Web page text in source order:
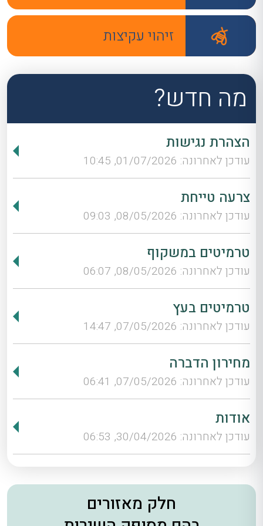
זיהוי עקיצות
מה חדש?
הצהרת נגישות
עודכן לאחרונה: 01/07/2026, 10:45
צרעה טייחת
עודכן לאחרונה: 08/05/2026, 09:03
טרמיטים במשקוף
עודכן לאחרונה: 08/05/2026, 06:07
טרמיטים בעץ
עודכן לאחרונה: 07/05/2026, 14:47
מחירון הדברה
עודכן לאחרונה: 07/05/2026, 06:41
אודות
עודכן לאחרונה: 30/04/2026, 06:53
חלק מאזורים